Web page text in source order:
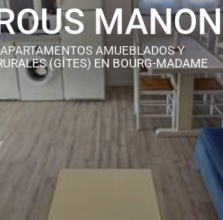
MANON
AMUEBLADOS Y
(GÎTES) EN BOURG-MADAME